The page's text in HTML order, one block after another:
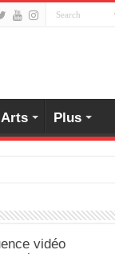
Plus
vidéo